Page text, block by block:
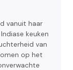
vanuit haar
keuken
van
op het